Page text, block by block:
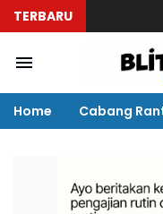
TERBARU
Home Cabang